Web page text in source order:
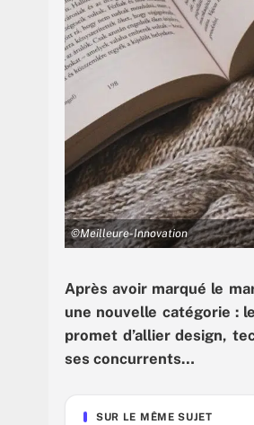
©Meilleure-Innovation
Après avoir marqué le
une nouvelle catégorie :
promet d’allier design,
ses concurrents…
SUR LE MÊME SUJET